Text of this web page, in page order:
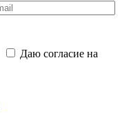
Даю согласие на